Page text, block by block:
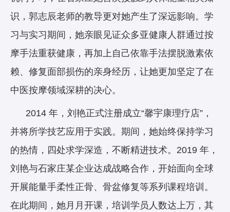
识，郭志辰老师的教导更对她产生了深远影响。学
习与实习期间，她亲眼见证众多亚健康人群通过按
摩手法重获健康，再加上自己依靠手法摆脱激素依
赖、修复面部损伤的亲身经历，让她更加坚定了在
中医按摩领域深耕的决心。
2014 年，刘艳正式注册成立“馨宇康理疗店”，
并将所学技艺应用于实践。期间，她始终保持学习
的热情，四处求学深造，不断精进技术。2019 年，
刘艳与石家庄某企业达成战略合作，开始面向全球
开展能量手柔性正骨、骨盆修复等系列课程培训。
在此期间，她月月开课，培训学员人数达上万，其